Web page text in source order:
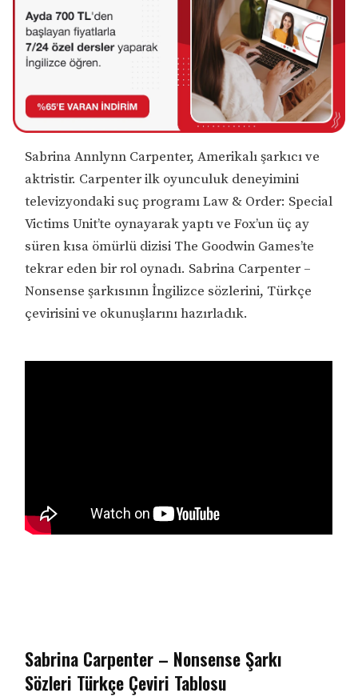
Sabrina Annlynn Carpenter, Amerikalı şarkıcı ve
aktristir. Carpenter ilk oyunculuk deneyimini
televizyondaki suç programı Law & Order: Special
Victims Unit’te oynayarak yaptı ve Fox’un üç ay
süren kısa ömürlü dizisi The Goodwin Games’te
tekrar eden bir rol oynadı. Sabrina Carpenter –
Nonsense şarkısının İngilizce sözlerini, Türkçe
çevirisini ve okunuşlarını hazırladık.
Sabrina Carpenter – Nonsense Şarkı
Sözleri Türkçe Çeviri Tablosu